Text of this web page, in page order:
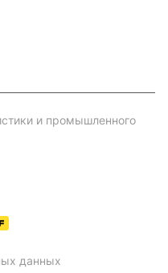
и промышленного
данных